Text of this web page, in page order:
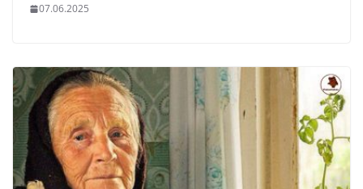
07.06.2025